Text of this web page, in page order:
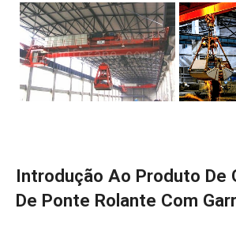
Introdução Ao Produto De
De Ponte Rolante Com